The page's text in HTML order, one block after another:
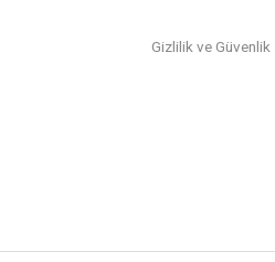
Gizlilik ve Güvenlik